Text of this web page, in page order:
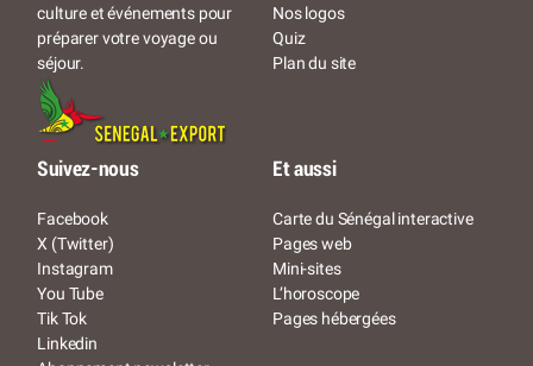
culture et événements pour
préparer votre voyage ou
séjour.
Nos logos
Quiz
Plan du site
Suivez-nous
Facebook
X (Twitter)
Instagram
You Tube
Tik Tok
Linkedin
Et aussi
Carte du Sénégal interactive
Pages web
Mini-sites
L’horoscope
Pages hébergées